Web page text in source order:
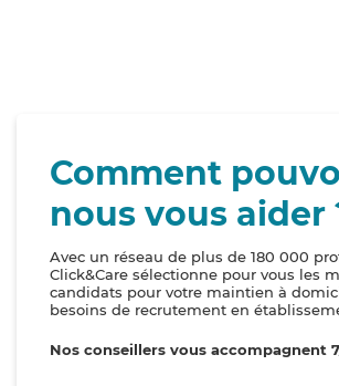
Comment
nous vous aider
Avec un réseau de plus de 180 000
Click&Care sélectionne pour vous les
candidats pour votre maintien à
besoins de recrutement en
Nos conseillers vous accompagnent